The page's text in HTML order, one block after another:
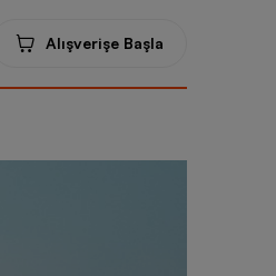
Alışverişe Başla